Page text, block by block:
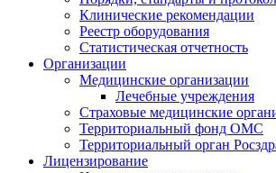
Клинические рекомендации
Реестр оборудования
Статистическая отчетность
Организации
Медицинские организации
Лечебные учреждения
Страховые медицинские
Территориальный фонд ОМС
Территориальный орган
Лицензирование